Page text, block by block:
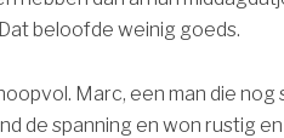
beloofde weinig goeds.
Marc, een man die
de spanning en won rustig